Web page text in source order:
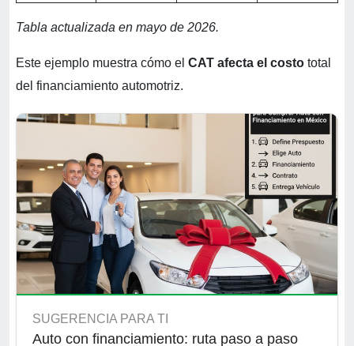
Tabla actualizada en mayo de 2026.
Este ejemplo muestra cómo el CAT afecta el costo total
del financiamiento automotriz.
SUGERENCIA PARA TI
Auto con financiamiento: ruta paso a paso